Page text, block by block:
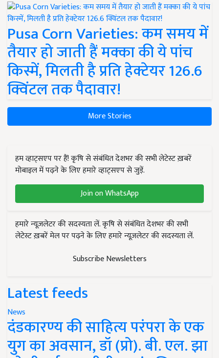
Pusa Corn Varieties: कम समय में
तैयार हो जाती हैं मक्का की ये पांच
किस्में, मिलती है प्रति हेक्टेयर 126.6
क्विंटल तक पैदावार!
More Stories
हम व्हाट्सएप पर हैं! कृषि से संबंधित देशभर की सभी लेटेस्ट ख़बरें
मोबाइल में पढ़ने के लिए हमारे व्हाट्सएप से जुड़ें.
Join on WhatsApp
हमारे न्यूज़लेटर की सदस्यता लें. कृषि से संबंधित देशभर की सभी
लेटेस्ट ख़बरें मेल पर पढ़ने के लिए हमारे न्यूज़लेटर की सदस्यता लें.
Subscribe Newsletters
Latest feeds
News
दंडकारण्य की साहित्य परंपरा के एक
युग का अवसान, डॉ (प्रो). बी. एल. झा